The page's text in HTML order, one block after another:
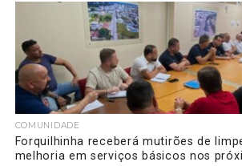
COMUNIDADE
Forquilhinha receberá mutirões de
melhoria em serviços básicos nos